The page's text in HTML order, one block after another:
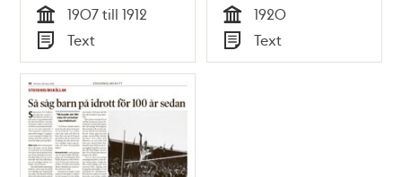
Tid
1907 till 1912
Typ
Text Tid
1920
Typ
Text